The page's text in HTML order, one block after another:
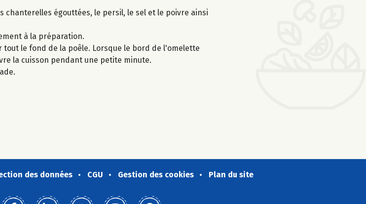
égouttées, le persil, le sel et le poivre ainsi
à la préparation.
le fond de la poêle. Lorsque le bord de l'omelette
la cuisson pendant une petite minute.
des données CGU Gestion des cookies Plan du site